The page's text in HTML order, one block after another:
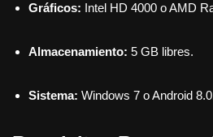
Gráficos: Intel HD 4000 o AMD
Almacenamiento: 5 GB libres.
Sistema: Windows 7 o Android